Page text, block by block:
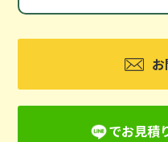
でお見積